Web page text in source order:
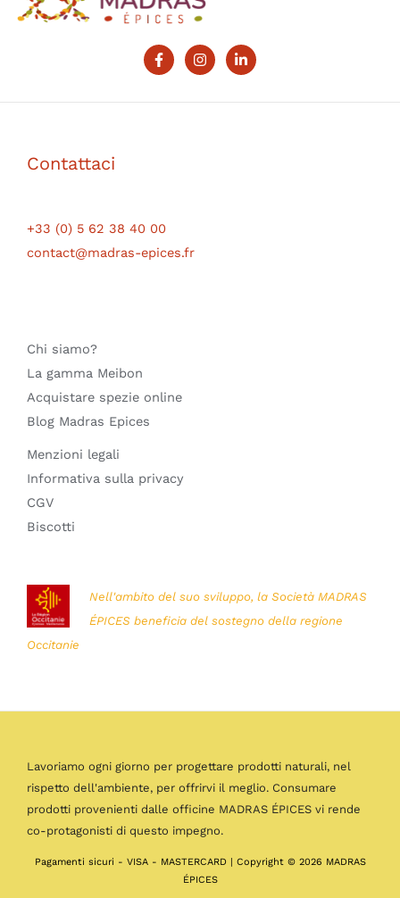
Contattaci
+33 (0) 5 62 38 40 00
contact@madras-epices.fr
Chi siamo?
La gamma Meibon
Acquistare spezie online
Blog Madras Epices
Menzioni legali
Informativa sulla privacy
CGV
Biscotti
Nell'ambito del suo sviluppo, la Società MADRAS
ÉPICES beneficia del sostegno della regione
Occitanie
Lavoriamo ogni giorno per progettare prodotti naturali, nel
rispetto dell'ambiente, per offrirvi il meglio. Consumare
prodotti provenienti dalle officine MADRAS ÉPICES vi rende
co-protagonisti di questo impegno.
Pagamenti sicuri - VISA - MASTERCARD | Copyright © 2026 MADRAS
ÉPICES